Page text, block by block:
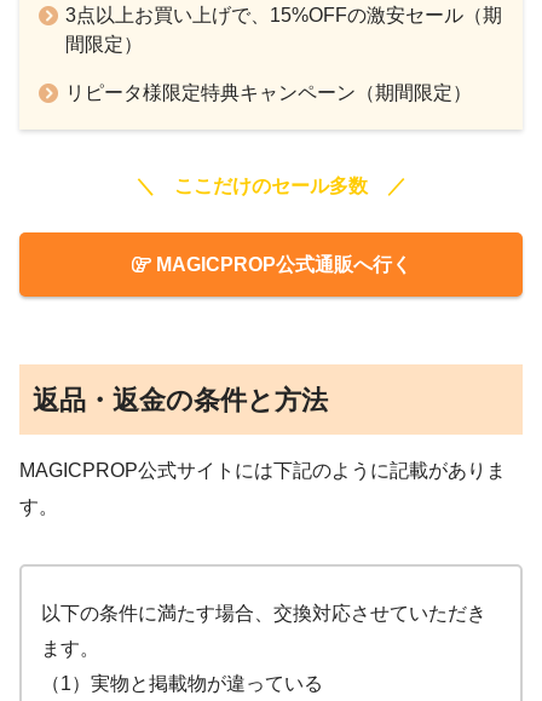
3点以上お買い上げで、15%OFFの激安セール（期
間限定）
リピータ様限定特典キャンペーン（期間限定）
＼ ここだけのセール多数 ／
MAGICPROP公式通販へ行く
返品・返金の条件と方法
MAGICPROP公式サイトには下記のように記載がありま
す。
以下の条件に満たす場合、交換対応させていただき
ます。
（1）実物と掲載物が違っている